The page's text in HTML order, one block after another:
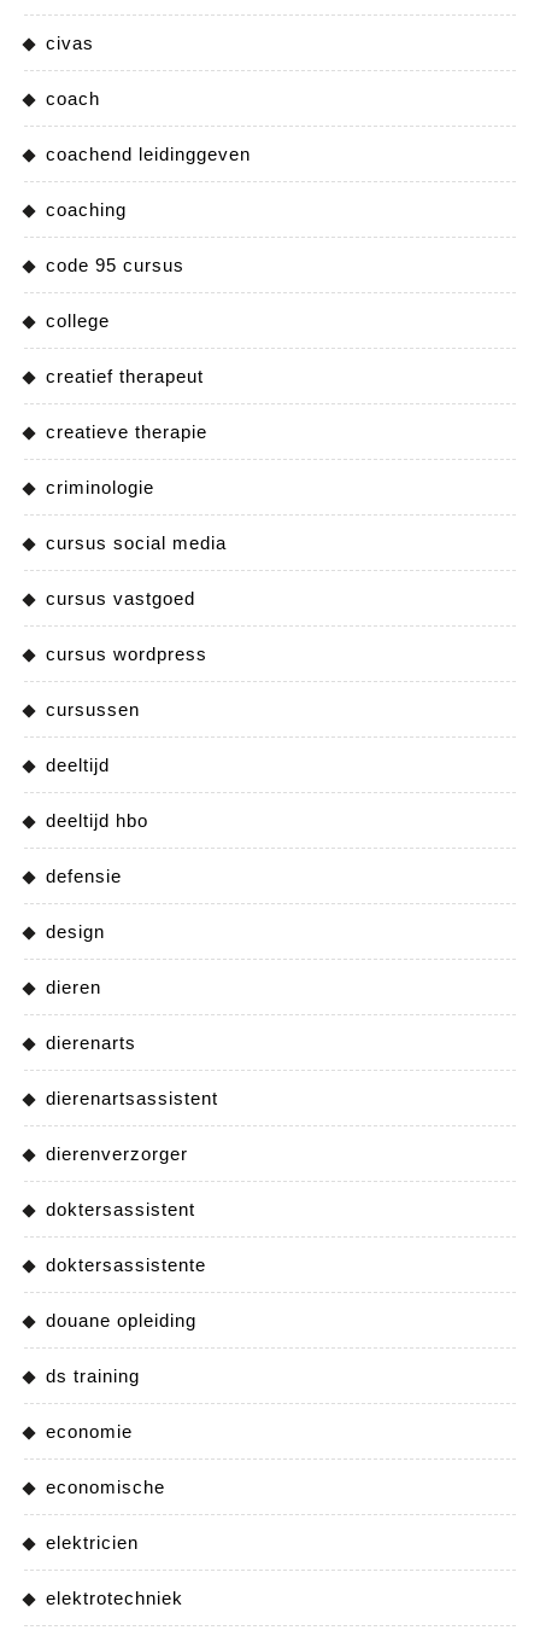
civas
coach
coachend leidinggeven
coaching
code 95 cursus
college
creatief therapeut
creatieve therapie
criminologie
cursus social media
cursus vastgoed
cursus wordpress
cursussen
deeltijd
deeltijd hbo
defensie
design
dieren
dierenarts
dierenartsassistent
dierenverzorger
doktersassistent
doktersassistente
douane opleiding
ds training
economie
economische
elektricien
elektrotechniek